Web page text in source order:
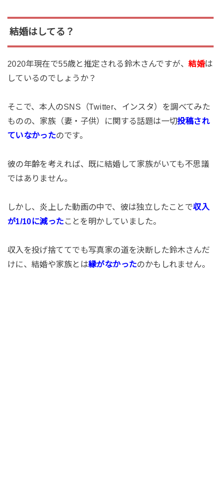
結婚はしてる？
2020年現在で55歳と推定される鈴木さんですが、結婚は
しているのでしょうか？
そこで、本人のSNS（Twitter、インスタ）を調べてみた
ものの、家族（妻・子供）に関する話題は一切投稿され
ていなかったのです。
彼の年齢を考えれば、既に結婚して家族がいても不思議
ではありません。
しかし、炎上した動画の中で、彼は独立したことで収入
が1/10に減った ことを明かしていました。
収入を投げ捨ててでも写真家の道を決断した鈴木さんだ
けに、結婚や家族とは縁がなかったのかもしれません。